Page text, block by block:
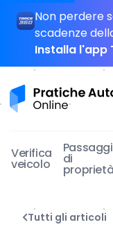
Non perdere
scadenze
Installa l'app
Pratiche Auto
Verifica
veicolo
Passaggi
di
proprietà
Tutti gli articoli